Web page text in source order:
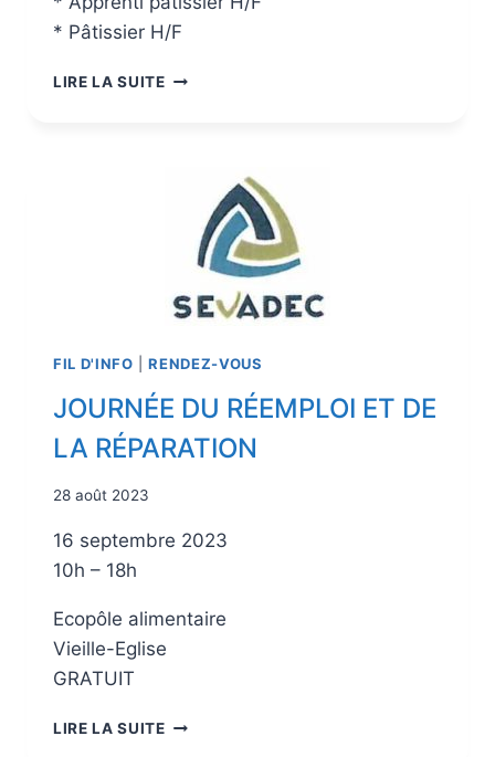
* Pâtissier H/F
LIRE LA SUITE
FIL D'INFO |RENDEZ-VOUS
JOURNÉE DU RÉEMPLOI ET DE
LA RÉPARATION
28 août 2023
16 septembre 2023
10h – 18h
Ecopôle alimentaire
Vieille-Eglise
GRATUIT
LIRE LA SUITE